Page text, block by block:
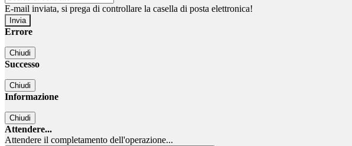
E-mail inviata, si prega di controllare la casella di posta elettronica!
Errore
Chiudi
Successo
Chiudi
Informazione
Chiudi
Attendere...
Attendere il completamento dell'operazione...